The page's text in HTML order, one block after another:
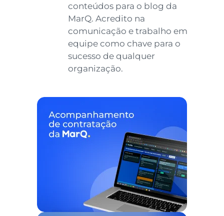
UTFPR, e responsável
pela redação de
conteúdos para o blog
da MarQ. Acredito na
comunicação e trabalho
em equipe como chave